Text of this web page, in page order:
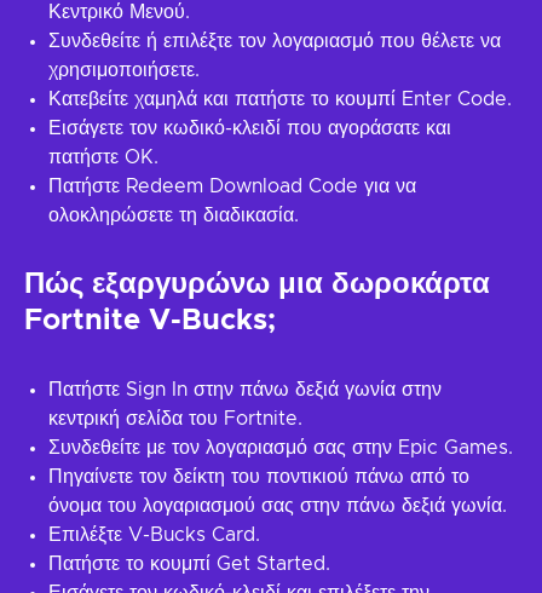
Κεντρικό Μενού.
Συνδεθείτε ή επιλέξτε τον λογαριασμό που θέλετε να
χρησιμοποιήσετε.
Κατεβείτε χαμηλά και πατήστε το κουμπί Enter Code.
Εισάγετε τον κωδικό-κλειδί που αγοράσατε και
πατήστε OK.
Πατήστε Redeem Download Code για να
ολοκληρώσετε τη διαδικασία.
Πώς εξαργυρώνω μια δωροκάρτα
Fortnite V-Bucks;
Πατήστε Sign In στην πάνω δεξιά γωνία στην
κεντρική σελίδα του Fortnite.
Συνδεθείτε με τον λογαριασμό σας στην Epic Games.
Πηγαίνετε τον δείκτη του ποντικιού πάνω από το
όνομα του λογαριασμού σας στην πάνω δεξιά γωνία.
Επιλέξτε V-Bucks Card.
Πατήστε το κουμπί Get Started.